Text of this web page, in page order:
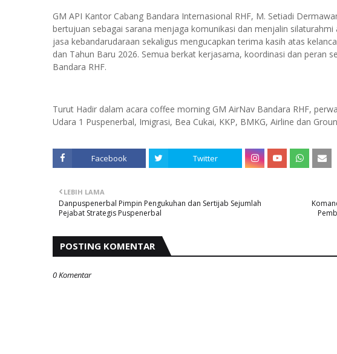
GM API Kantor Cabang Bandara Internasional RHF, M. Setiadi
bertujuan sebagai sarana menjaga komunikasi dan menjalin
jasa kebandarudaraan sekaligus mengucapkan terima kasih atas
dan Tahun Baru 2026. Semua berkat kerjasama, koordinasi dan peran
Bandara RHF.
Turut Hadir dalam acara coffee morning GM AirNav Bandara RHF,
Udara 1 Puspenerbal, Imigrasi, Bea Cukai, KKP, BMKG, Airline dan
Facebook Twitter
LEBIH LAMA
Danpuspenerbal Pimpin Pengukuhan dan Sertijab Sejumlah
Pejabat Strategis Puspenerbal
POSTING KOMENTAR
0 Komentar